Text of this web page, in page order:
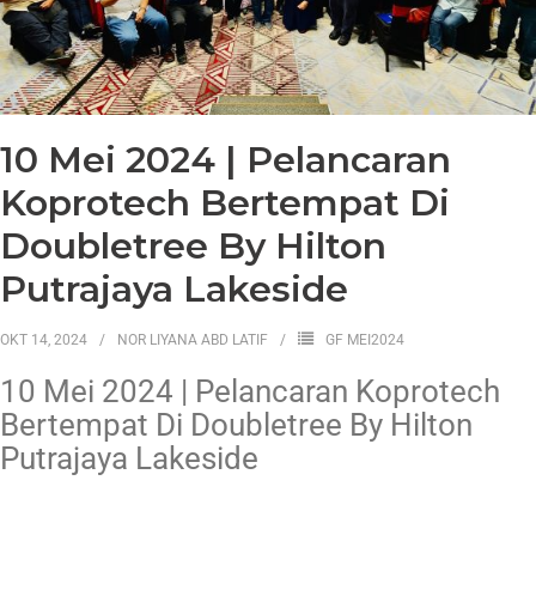
10 Mei 2024 | Pelancaran
Koprotech Bertempat Di
Doubletree By Hilton
Putrajaya Lakeside
OKT 14, 2024 NOR LIYANA ABD LATIF GF MEI2024
10 Mei 2024 | Pelancaran Koprotech
Bertempat Di Doubletree By Hilton
Putrajaya Lakeside